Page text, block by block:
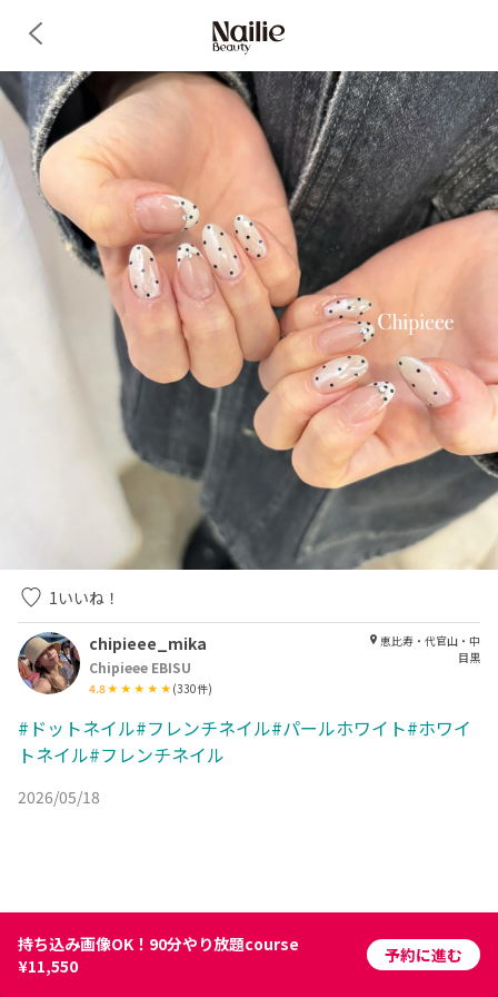
1いいね！
chipieee_mika
Chipieee EBISU
4.8 (330件)
恵比寿・代官山・中
目黒
#ドットネイル#フレンチネイル#パールホワイト#ホワイ
トネイル#フレンチネイル
2026/05/18
持ち込み画像OK！90分やり放題course
¥11,550
予約に進む